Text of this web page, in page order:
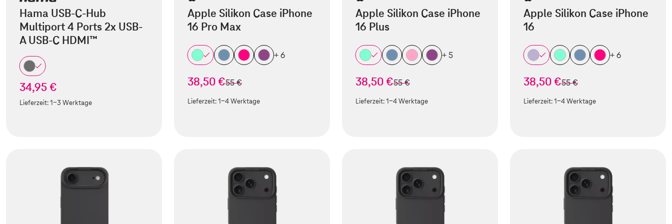
Hama USB-C-Hub
Multiport 4 Ports 2x USB-
A USB-C HDMI™
34,95 €
Lieferzeit:1-3 Werktage
Apple Silikon Case iPhone
16 Pro Max
+ 6
38,50 €statt
55 €
Lieferzeit:1-4 Werktage
Apple Silikon Case iPhone
16 Plus
+ 5
38,50 €statt
55 €
Lieferzeit:1-4 Werktage
Apple Silikon Case iPhone
16
+ 6
38,50 €statt
55 €
Lieferzeit:1-4 Werktage